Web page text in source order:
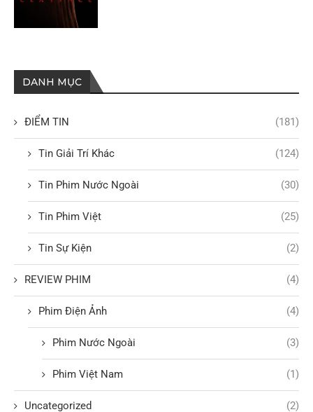
DANH MỤC
ĐIỂM TIN (181)
Tin Giải Trí Khác (124)
Tin Phim Nước Ngoài (30)
Tin Phim Việt (25)
Tin Sự Kiện (2)
REVIEW PHIM (4)
Phim Điện Ảnh (4)
Phim Nước Ngoài (3)
Phim Việt Nam (1)
Uncategorized (2)